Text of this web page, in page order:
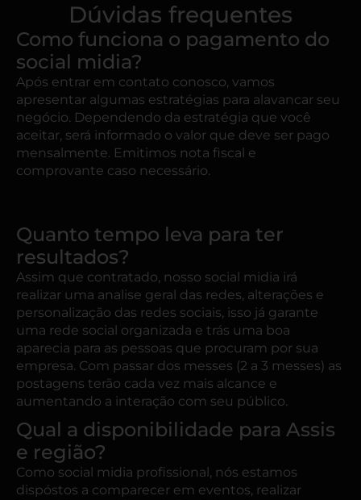
Dúvidas frequentes
Como funciona o pagamento do
social midia?
Após entrar em contato conosco, vamos
apresentar algumas estratégias para alavancar seu
negócio. Dependendo da estratégia que você
aceitar, será informado o valor que deve ser pago
mensalmente. Emitimos nota fiscal e
comprovante caso necessário.
Quanto tempo leva para ter
resultados?
Assim que contratado, nosso social midia irá
realizar uma analise geral das redes, alterações e
personalização das redes sociais, isso já garante
uma rede social organizada e trás uma boa
aparecia para as pessoas que procuram por sua
empresa. Com passar dos messes (2 a 3 messes) as
postagens terão cada vez mais alcance e
aumentando a interação com seu público.
Qual a disponibilidade para Assis
e região?
Como social midia profissional, nós estamos
dispóstos a comparecer em eventos, realizar